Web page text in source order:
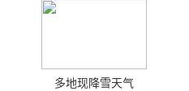
多地现降雪天气